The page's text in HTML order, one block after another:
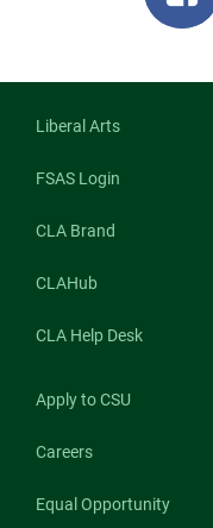
on
Liberal Arts
FSAS Login
CLA Brand
CLAHub
CLA Help Desk
Apply to CSU
Careers
Equal Opportunity